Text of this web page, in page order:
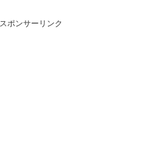
スポンサーリンク